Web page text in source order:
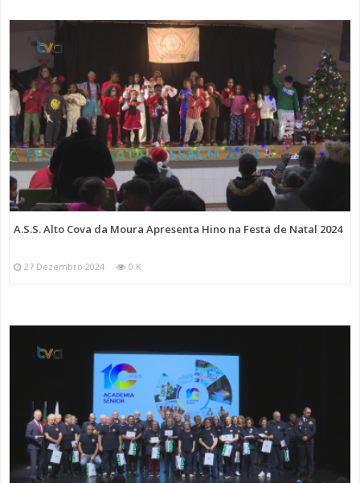
A.S.S. Alto Cova da Moura Apresenta Hino na Festa de Natal 2024
27 Dezembro 2024 0 K